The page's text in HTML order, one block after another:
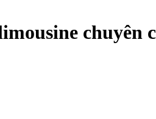
chuyên